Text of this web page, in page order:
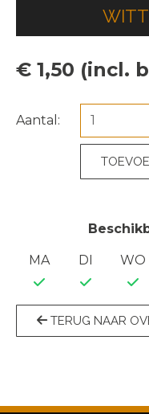
€ 1,50 (incl.
Aantal:
MA DI WO
TERUG NAAR